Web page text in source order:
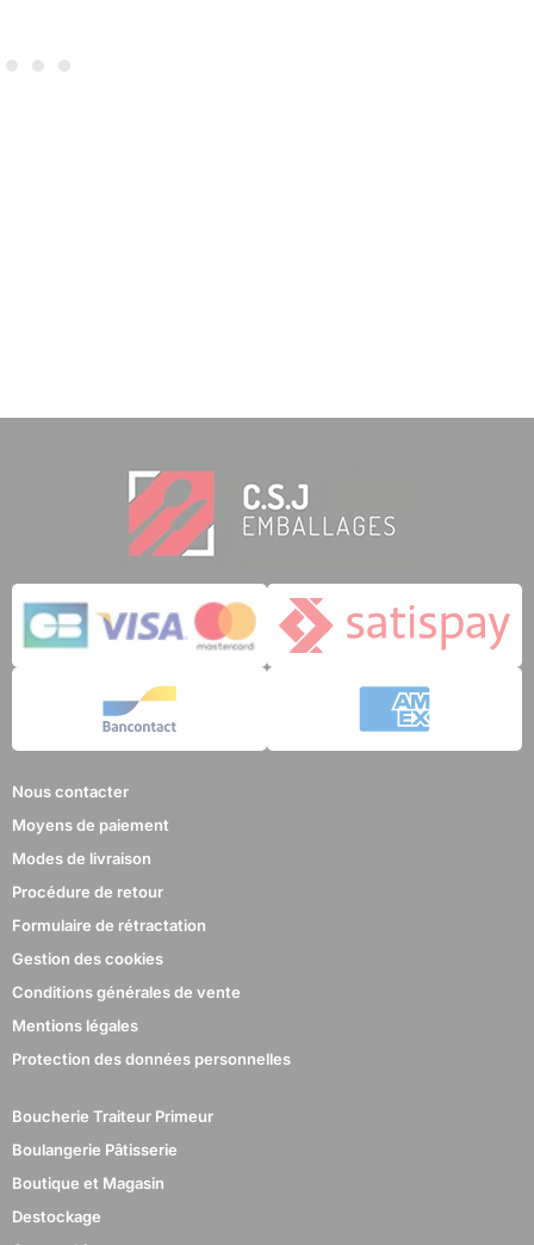
Nous contacter
Moyens de paiement
Modes de livraison
Procédure de retour
Formulaire de rétractation
Gestion des cookies
Conditions générales de vente
Mentions légales
Protection des données personnelles
Boucherie Traiteur Primeur
Boulangerie Pâtisserie
Boutique et Magasin
Destockage